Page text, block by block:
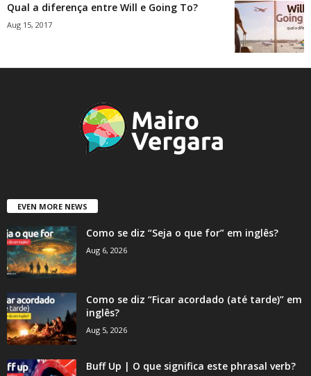
Qual a diferença entre Will e Going To?
Aug 15, 2017
EVEN MORE NEWS
Como se diz “Seja o que for” em inglês?
Aug 6, 2026
Como se diz “Ficar acordado (até tarde)” em
inglês?
Aug 5, 2026
Buff Up | O que significa este phrasal verb?